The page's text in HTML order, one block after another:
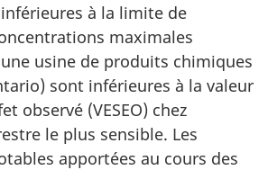
à la limite de
maximales
usine de produits chimiques
sont inférieures à la valeur
observé (VESEO) chez
le plus sensible. Les
apportées au cours des